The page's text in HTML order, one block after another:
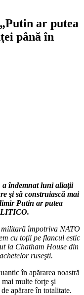
ar putea
până în
a îndemnat luni aliaţii
şi să construiască mai
Putin ar putea
militară împotriva NATO
cu toţii pe flancul estic
la Chatham House din
ruseşti.
în apărarea noastră
multe forţe şi
apărare în totalitate.